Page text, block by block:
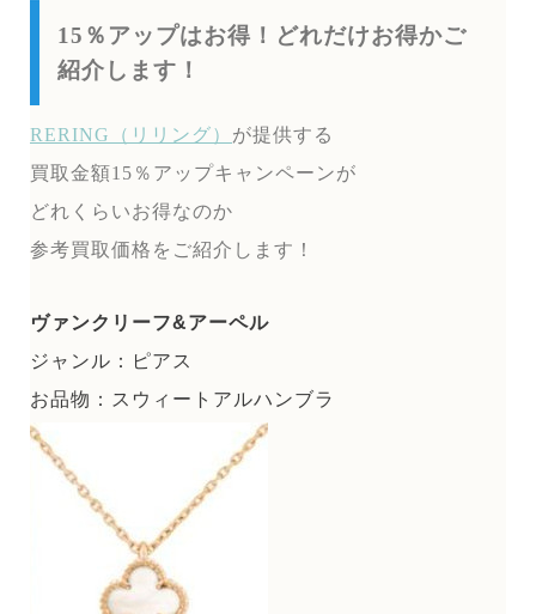
15％アップはお得！どれだけお得かご
紹介します！
RERING（リリング） が提供する
買取金額15％アップキャンペーンが
どれくらいお得なのか
参考買取価格をご紹介します！
ヴァンクリーフ&アーペル
ジャンル：ピアス
お品物：スウィートアルハンブラ